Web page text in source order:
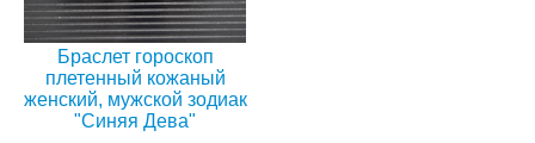
Браслет гороскоп
плетенный кожаный
женский, мужской зодиак
"Синяя Дева"